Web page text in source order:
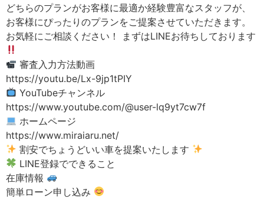
どちらのプランがお客様に最適か経験豊富なスタッフが、
お客様にぴったりのプランをご提案させていただきます。
お気軽にご相談ください！ まずはLINEお待ちしております
審査入力方法動画
https://youtu.be/Lx-9jp1tPIY
YouTubeチャンネル
https://www.youtube.com/@user-lq9yt7cw7f
ホームページ
https://www.miraiaru.net/
割安でちょうどいい車を提案いたします
LINE登録でできること
在庫情報
簡単ローン申し込み